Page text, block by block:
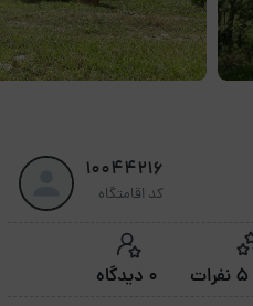
10044216
کد اقامتگاه
0 دیدگاه